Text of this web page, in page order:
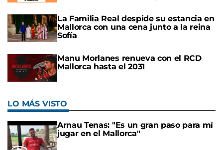
La Familia Real despide su estancia en
Mallorca con una cena junto a la reina
Sofía
Manu Morlanes renueva con el RCD
Mallorca hasta el 2031
LO MÁS VISTO
Arnau Tenas: "Es un gran paso para mí
jugar en el Mallorca"